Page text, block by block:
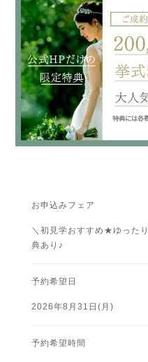
お申込みフェア
＼初見学おすすめ★ゆった
典あり♪
予約希望日
2026年8月31日(月)
予約希望時間